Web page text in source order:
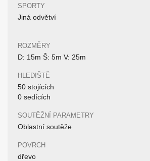
SPORTY
Jiná odvětví
ROZMĚRY
D: 15m Š: 5m V: 25m
HLEDIŠTĚ
50 stojících
0 sedících
SOUTĚŽNÍ PARAMETRY
Oblastní soutěže
POVRCH
dřevo